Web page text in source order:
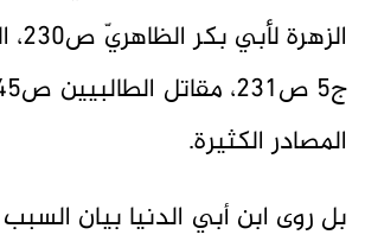
المصادر الكثيرة.
بل روى ابن أبي الدنيا بيان